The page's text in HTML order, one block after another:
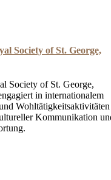
Society of St. George,
Society of St. George,
in internationalem
Kommunikation